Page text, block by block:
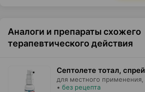
Аналоги и препараты схожего
терапевтического действия
Септолете тотал, спрей
для местного применения,
• без рецепта